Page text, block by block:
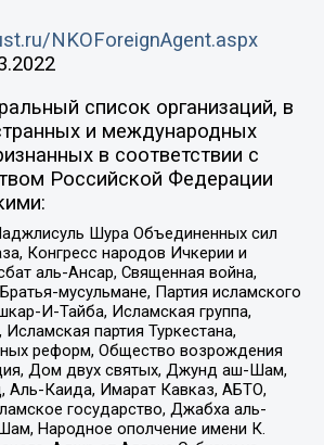
NKOForeignAgent.aspx
список организаций, в
и международных
в соответствии с
Российской Федерации
Шура Объединенных сил
Конгресс народов Ичкерии и
аль-Ансар, Священная война,
мусульмане, Партия исламского
И-Тайба, Исламская группа,
партия Туркестана,
реформ, Общество возрождения
Дом двух святых, Джунд аш-Шам,
Аль-Каида, Имарат Кавказ, АБТО,
государство, Джабха аль-
Народное ополчение имени К.